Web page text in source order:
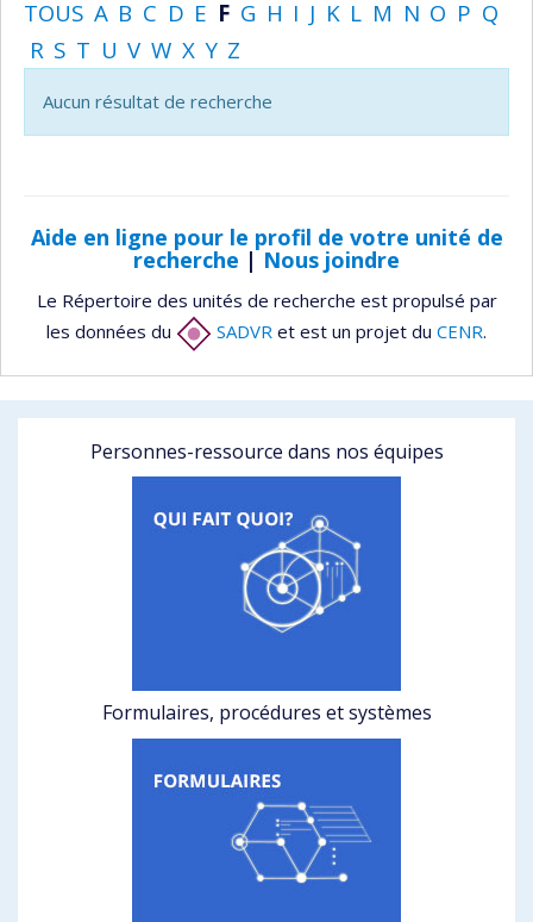
TOUS A B C D E F G H I J K L M N O P Q
R S T U V W X Y Z
Aucun résultat de recherche
Aide en ligne pour le profil de votre unité de
recherche | Nous joindre
Le Répertoire des unités de recherche est propulsé par
les données du
SADVR et est un projet du CENR.
Personnes-ressource dans nos équipes
Formulaires, procédures et systèmes